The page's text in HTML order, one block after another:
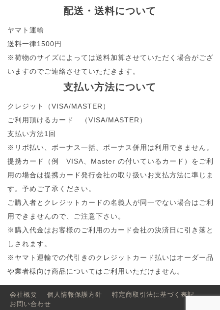
配送・送料について
ヤマト運輸
送料一律1500円
※荷物のサイズによっては送料加算させていただく場合がござ
いますのでご連絡させていただきます。
支払い方法について
クレジット（VISA/MASTER）
ご利用頂けるカード （VISA/MASTER）
支払い方法1回
※リボ払い、ボーナス一括、ボーナス併用は利用できません。
提携カード（例 VISA、Master の付いているカード）をご利
用の場合は提携カード発行会社の取り扱いお支払方法に準じま
す。予めご了承ください。
ご購入者とクレジットカードの名義人が同一でない場合はご利
用できませんので、ご注意下さい。
※購入代金はお客様のご利用のカード会社の決済日に引き落と
しされます。
※ヤマト運輸での代引きのクレジットカード払いはオーダー品
や業者様向け商品についてはご利用いただけません。
会社概要 個人情報保護方針
特定商取引法に基づく表記
お問い合わせ